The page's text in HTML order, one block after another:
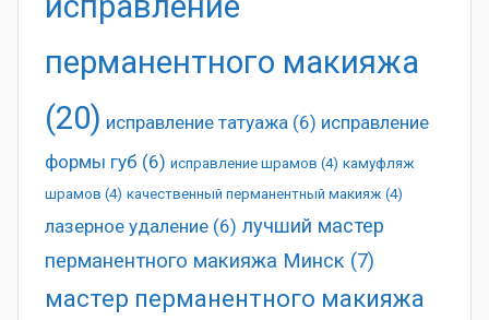
перманентного макияжа
(20) исправление татуажа (6) исправление
формы губ (6) исправление шрамов (4) камуфляж
шрамов (4) качественный перманентный макияж (4)
лазерное удаление (6) лучший мастер
перманентного макияжа Минск (7)
мастер перманентного макияжа